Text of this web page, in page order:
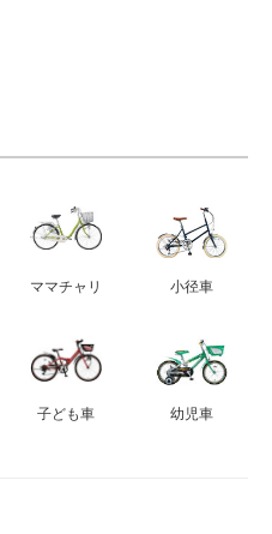
ママチャリ 小径車
子ども車 幼児車